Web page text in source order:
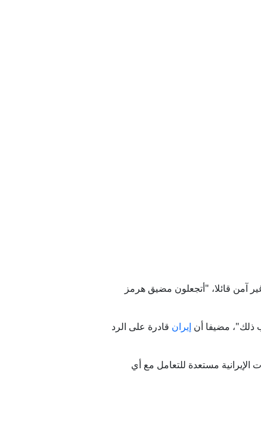
(واع)
الانباء العراقية (واع)
آمن قائلا، "أتجعلون مضيق هرمز
ذلك"، مضيفا أن إيران قادرة على الرد
مستعدة للتعامل مع أي